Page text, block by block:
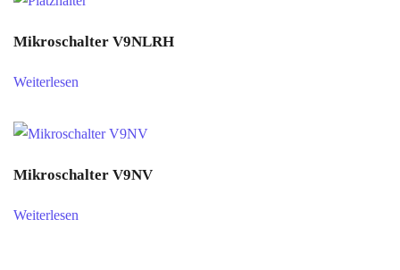
Mikroschalter V9NLRH
Weiterlesen
Mikroschalter V9NV
Weiterlesen